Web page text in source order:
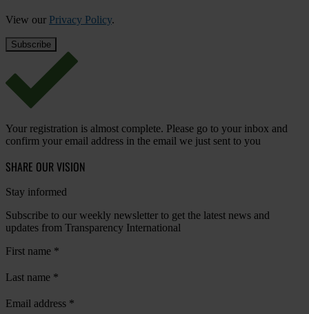
View our Privacy Policy.
Your registration is almost complete. Please go to your inbox and
confirm your email address in the email we just sent to you
SHARE OUR VISION
Stay informed
Subscribe to our weekly newsletter to get the latest news and
updates from Transparency International
First name *
Last name *
Email address *